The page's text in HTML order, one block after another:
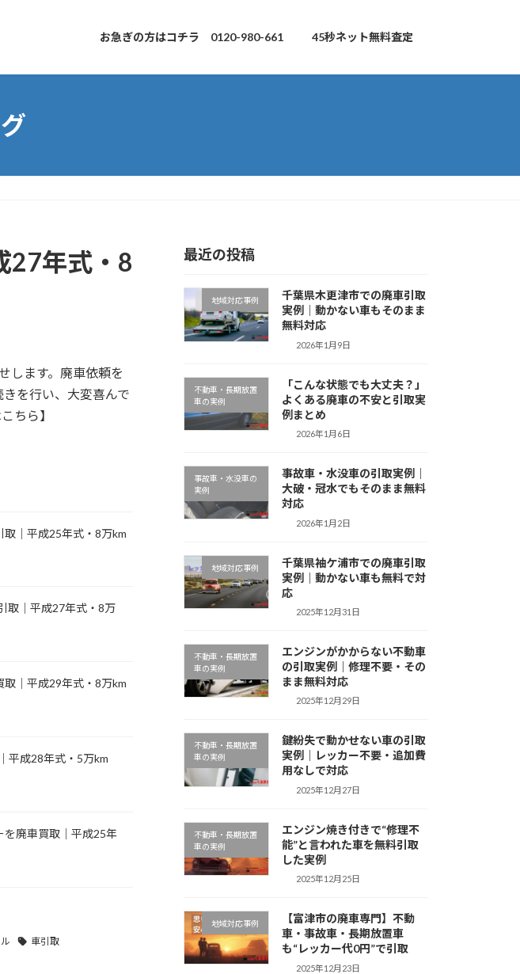
お急ぎの方はコチラ 0120-980-661 45秒ネット無料査定
27年式・8
します。廃車依頼を
を行い、大変喜んで
ちら】
｜平成25年式・8万km
取｜平成27年式・8万
｜平成29年式・8万km
平成28年式・5万km
を廃車買取｜平成25年
車引取
最近の投稿
地域対応事例
千葉県木更津市での廃車引取
実例｜動かない車もそのまま
無料対応
2026年1月9日
不動車・長期放置
車の実例
「こんな状態でも大丈夫？」
よくある廃車の不安と引取実
例まとめ
2026年1月6日
事故車・水没車の
実例
事故車・水没車の引取実例｜
大破・冠水でもそのまま無料
対応
2026年1月2日
地域対応事例
千葉県袖ケ浦市での廃車引取
実例｜動かない車も無料で対
応
2025年12月31日
不動車・長期放置
車の実例
エンジンがかからない不動車
の引取実例｜修理不要・その
まま無料対応
2025年12月29日
不動車・長期放置
車の実例
鍵紛失で動かせない車の引取
実例｜レッカー不要・追加費
用なしで対応
2025年12月27日
不動車・長期放置
車の実例
エンジン焼き付きで“修理不
能”と言われた車を無料引取
した実例
2025年12月25日
地域対応事例
【富津市の廃車専門】不動
車・事故車・長期放置車
も“レッカー代0円”で引取
2025年12月23日